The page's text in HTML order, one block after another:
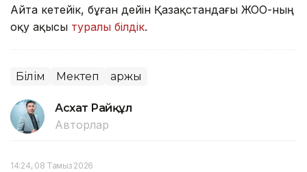
Айта кетейік, бұған дейін Қазақстандағы ЖОО-ның
оқу ақысы туралы білдік.
Білім Мектеп Қаржы
Асхат Райқұл
Авторлар
14:24, 08 Тамыз 2026